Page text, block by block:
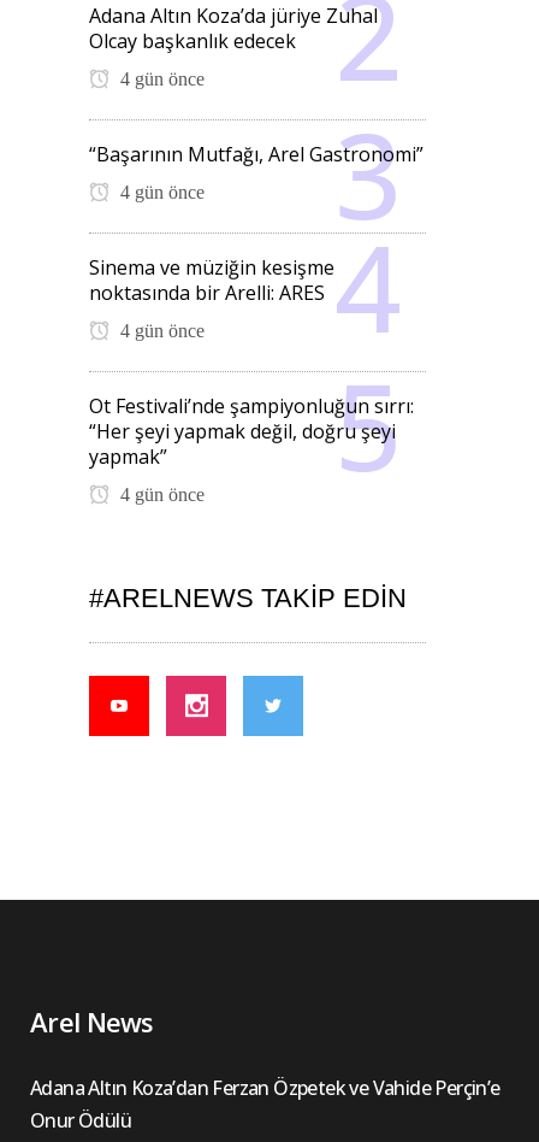
Adana Altın Koza’da jüriye Zuhal
Olcay başkanlık edecek
4 gün önce
“Başarının Mutfağı, Arel Gastronomi”
4 gün önce
Sinema ve müziğin kesişme
noktasında bir Arelli: ARES
4 gün önce
Ot Festivali’nde şampiyonluğun sırrı:
“Her şeyi yapmak değil, doğru şeyi
yapmak”
4 gün önce
#ARELNEWS TAKIP EDIN
Arel News
Adana Altın Koza’dan Ferzan Özpetek ve Vahide Perçin’e
Onur Ödülü